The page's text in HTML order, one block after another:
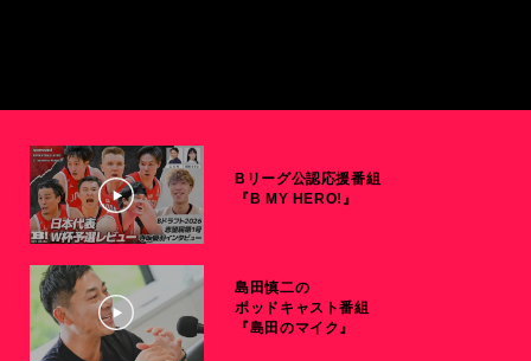
Bリーグ公認応援番組
『B MY HERO!』
島田慎二の
ポッドキャスト番組
『島田のマイク』